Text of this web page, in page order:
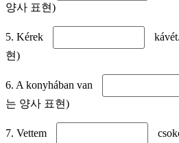
양사 표현)
5. Kérek
현)
6. A konyhában van
는 양사 표현)
7. Vettem